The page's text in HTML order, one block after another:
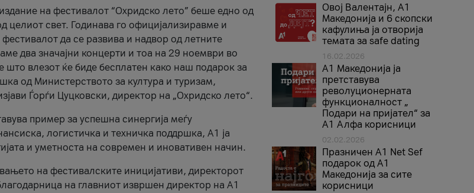
на фестивалот “Охридско лето” беше едно од
целиот свет. Годинава го официјализиравме и
да се развива и надвор од летните
два значајни концерти и тоа на 29 ноември во
влезот ќе биде бесплатен како наш подарок за
од Министерството за култура и туризам,
Ѓорѓи Цуцковски, директор на „Охридско лето“.
пример за успешна синергија меѓу
логистичка и техничка поддршка, A1 ја
и уметноста на современ и иновативен начин.
на фестивалските иницијативи, директорот
на главниот извршен директор на A1
Овој Валентајн, A1
Македонија и 6 скопски
кафулиња ја отворија
темата за safe dating
16.02.2026
А1 Македонија ја
претставува
револуционерната
функционалност „
Подари на пријател“ за
А1 Алфа корисници
02.02.2026
Празничен A1 Net Sеf
подарок од А1
Македонија за сите
корисници